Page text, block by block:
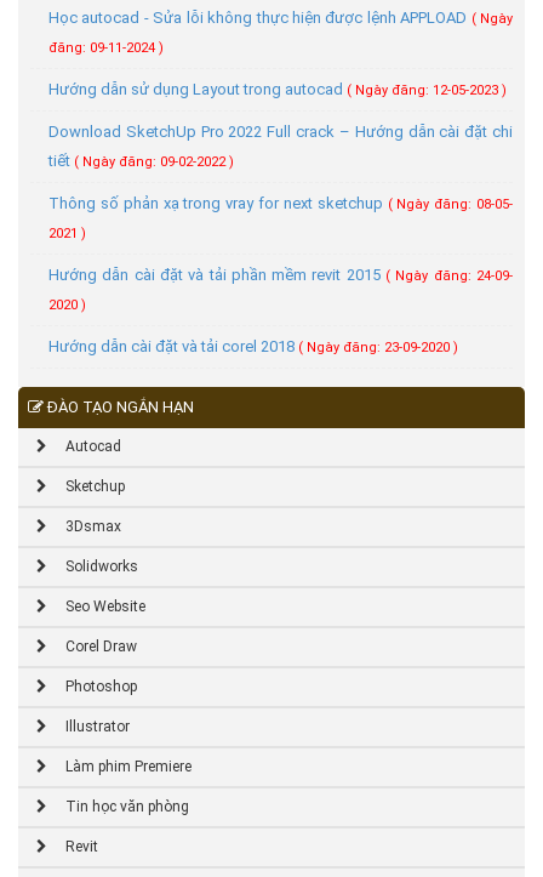
Học autocad - Sửa lỗi không thực hiện được lệnh APPLOAD ( Ngày
đăng: 09-11-2024 )
Hướng dẫn sử dụng Layout trong autocad ( Ngày đăng: 12-05-2023 )
Download SketchUp Pro 2022 Full crack – Hướng dẫn cài đặt chi
tiết ( Ngày đăng: 09-02-2022 )
Thông số phản xạ trong vray for next sketchup ( Ngày đăng: 08-05-
2021 )
Hướng dẫn cài đặt và tải phần mềm revit 2015 ( Ngày đăng: 24-09-
2020 )
Hướng dẫn cài đặt và tải corel 2018 ( Ngày đăng: 23-09-2020 )
ĐÀO TẠO NGẮN HẠN
Autocad
Sketchup
3Dsmax
Solidworks
Seo Website
Corel Draw
Photoshop
Illustrator
Làm phim Premiere
Tin học văn phòng
Revit